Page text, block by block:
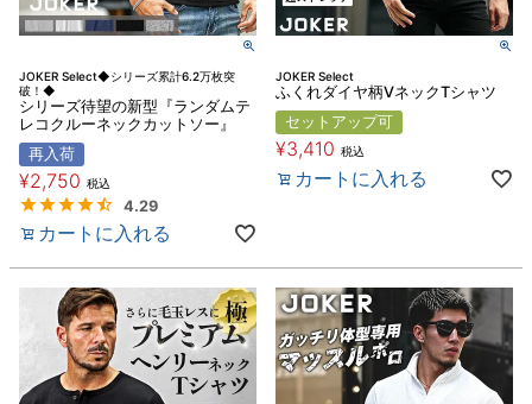
JOKER Select◆シリーズ累計6.2万枚突
破！◆
シリーズ待望の新型『ランダムテ
レコクルーネックカットソー』
再入荷
¥2,750 税込
4.29
カートに入れる
JOKER Select
ふくれダイヤ柄VネックTシャツ
セットアップ可
¥3,410 税込
カートに入れる